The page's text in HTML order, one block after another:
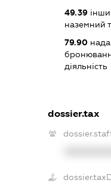
49.39
наземний
79.90
діяльність
dossier.tax